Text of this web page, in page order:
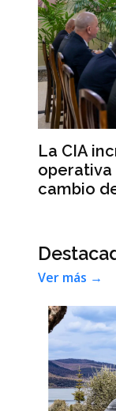
La CIA
operativa
cambio
Ver más →